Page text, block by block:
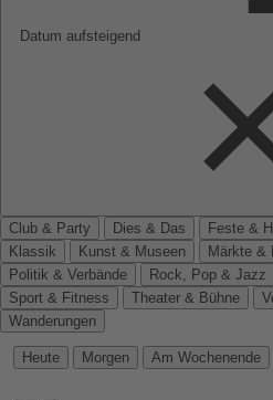
Datum aufsteigend
Club & Party Dies & Das Feste &
Klassik
Kunst & Museen Märkte &
Politik & Verbände
Rock, Pop & Jazz
Sport & Fitness
Theater & Bühne
Wanderungen
Heute Morgen Am Wochenende